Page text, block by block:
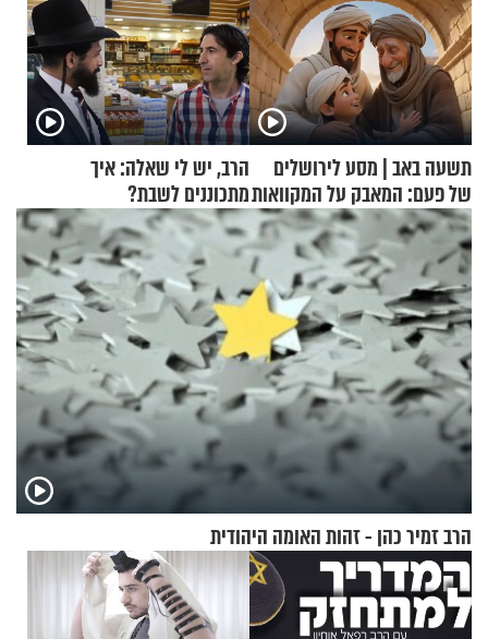
תשעה באב | מסע לירושלים
של פעם: המאבק על המקוואות
הרב, יש לי שאלה: איך
מתכוננים לשבת?
הרב זמיר כהן - זהות האומה היהודית